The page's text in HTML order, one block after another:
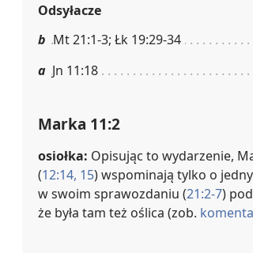
Odsyłacze
b Mt 21:1-3; Łk 19:29-34
a Jn 11:18
Marka 11:2
osiołka: Opisując to wydarzenie,
(12:14, 15) wspominają tylko o
w swoim sprawozdaniu (21:2-7)
że była tam też oślica (zob.